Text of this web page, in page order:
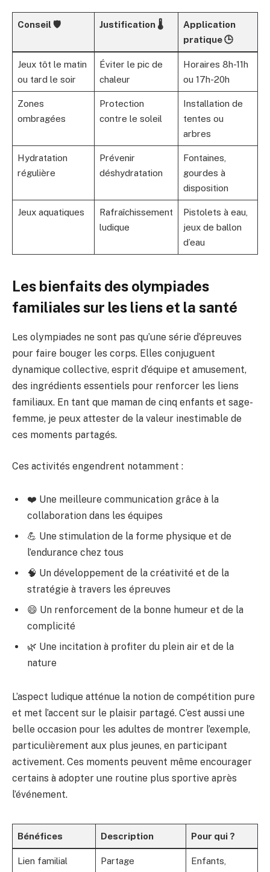
Conseil 🛡️ Justification 🌡️
Application
pratique 🕒
Jeux tôt le matin
ou tard le soir
Éviter le pic de
chaleur
Horaires 8h-11h
ou 17h-20h
Zones
ombragées
Protection
contre le soleil
Installation de
tentes ou
arbres
Hydratation
régulière
Prévenir
déshydratation
Fontaines,
gourdes à
disposition
Jeux aquatiques
Rafraîchissement
ludique
Pistolets à eau,
jeux de ballon
d’eau
Les bienfaits des olympiades
familiales sur les liens et la santé
Les olympiades ne sont pas qu’une série d’épreuves
pour faire bouger les corps. Elles conjuguent
dynamique collective, esprit d’équipe et amusement,
des ingrédients essentiels pour renforcer les liens
familiaux. En tant que maman de cinq enfants et sage-
femme, je peux attester de la valeur inestimable de
ces moments partagés.
Ces activités engendrent notamment :
❤️ Une meilleure communication grâce à la
collaboration dans les équipes
💪 Une stimulation de la forme physique et de
l’endurance chez tous
🧠 Un développement de la créativité et de la
stratégie à travers les épreuves
😄 Un renforcement de la bonne humeur et de la
complicité
🌿 Une incitation à profiter du plein air et de la
nature
L’aspect ludique atténue la notion de compétition pure
et met l’accent sur le plaisir partagé. C’est aussi une
belle occasion pour les adultes de montrer l’exemple,
particulièrement aux plus jeunes, en participant
activement. Ces moments peuvent même encourager
certains à adopter une routine plus sportive après
l’événement.
Bénéfices Description Pour qui ?
Lien familial
Partage
Enfants,